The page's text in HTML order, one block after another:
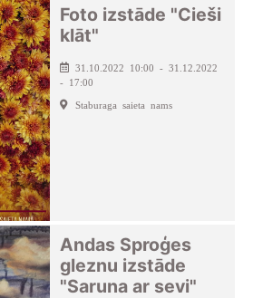
Foto izstāde "Cieši
klāt"
31.10.2022 10:00 - 31.12.2022
- 17:00
Staburaga saieta nams
Andas Sproģes
gleznu izstāde
"Saruna ar sevi"